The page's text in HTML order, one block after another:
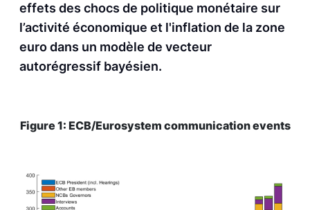
effets des chocs de politique monétaire sur
l’activité économique et l'inflation de la zone
euro dans un modèle de vecteur
autorégressif bayésien.
Figure 1: ECB/Eurosystem communication events